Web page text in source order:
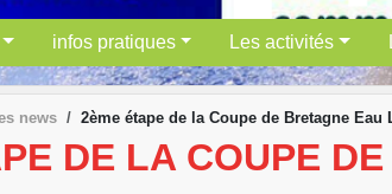
infos pratiques Les activités
news 2ème étape de la Coupe de Bretagne Eau
DE LA COUPE